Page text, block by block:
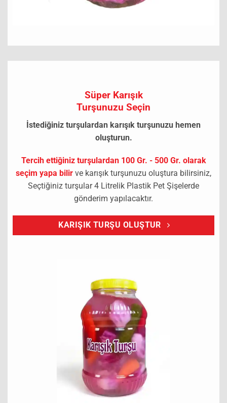
Süper Karışık
Turşunuzu Seçin
İstediğiniz turşulardan karışık turşunuzu hemen
oluşturun.
Tercih ettiğiniz turşulardan 100 Gr. - 500 Gr. olarak
seçim yapa bilir ve karışık turşunuzu oluştura bilirsiniz,
Seçtiğiniz turşular 4 Litrelik Plastik Pet Şişelerde
gönderim yapılacaktır.
KARIŞIK TURŞU OLUŞTUR